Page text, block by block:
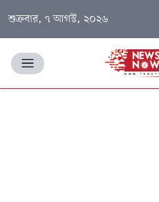
শুক্রবার, ৭ আগস্ট, ২০২৬